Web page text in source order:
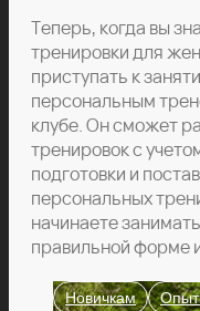
Теперь, когда вы
тренировки для
приступать к
персональным
клубе. Он сможет
тренировок с
подготовки и
персональных
начинаете
правильной форме
Новичкам